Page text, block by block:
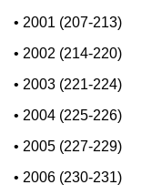
• 2001 (207-213)
• 2002 (214-220)
• 2003 (221-224)
• 2004 (225-226)
• 2005 (227-229)
• 2006 (230-231)